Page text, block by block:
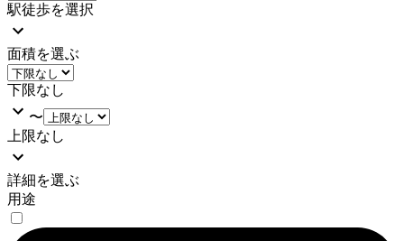
駅徒歩を選択
面積を選ぶ
下限なし
〜
上限なし
詳細を選ぶ
用途